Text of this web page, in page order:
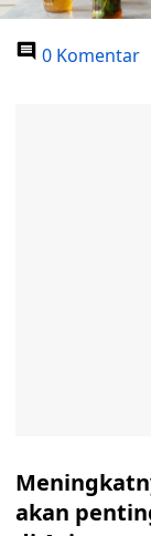
0 Komentar
akan